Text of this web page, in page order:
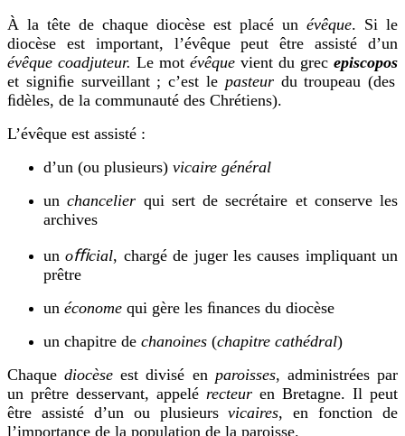
À la tête de chaque diocèse est placé un évêque. Si le
diocèse est important, l’évêque peut être assisté d’un
évêque coadjuteur. Le mot évêque vient du grec episcopos
et signiﬁe surveillant ; c’est le pasteurdu troupeau (des
ﬁdèles, de la communauté des Chrétiens).
L’évêque est assisté :
d’un (ou plusieurs) vicaire général
unchancelier qui sert de secrétaire et conserve les
archives
unoﬃcial, chargé de juger les causes impliquant un
prêtre
un économe qui gère les ﬁnances du diocèse
un chapitre de chanoines (chapitre cathédral)
Chaquediocèse est divisé en paroisses, administrées par
un prêtre desservant, appelé recteur en Bretagne. Il peut
être assisté d’un ou plusieursvicaires, en fonction de
l’importance de la population de la paroisse.